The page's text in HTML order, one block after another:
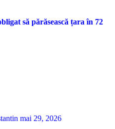
să părăsească țara în 72
mai 29, 2026